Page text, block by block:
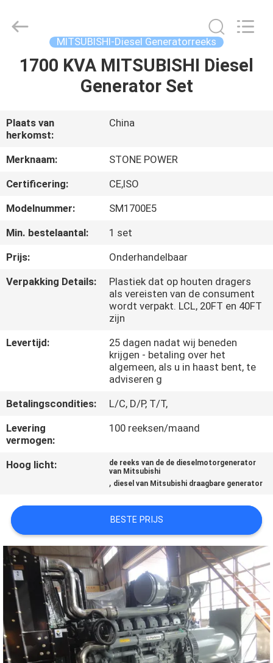
HUIS
ONGEVEER
ONS
FABRIEKSREIS
KWALITEITSCONTROLE
CONTACTEER
VERZOEK
SITEMAP
PRIVACY
POWER
CO.,LTD.
MITSUBISHI-Diesel Generatorreeks
1700 KVA MITSUBISHI Diesel
Generator Set
Plaats van
herkomst:
China
Merknaam:
STONE POWER
Certificering:
CE,ISO
Modelnummer:
SM1700E5
Min. bestelaantal:
1 set
Prijs:
Onderhandelbaar
Verpakking Details:
Plastiek dat op houten dragers
als vereisten van de consument
wordt verpakt. LCL, 20FT en 40FT
zijn
Levertijd:
25 dagen nadat wij beneden
krijgen - betaling over het
algemeen, als u in haast bent, te
adviseren g
Betalingscondities:
L/C, D/P, T/T,
Levering
vermogen:
100 reeksen/maand
Hoog licht:
de reeks van de de dieselmotorgenerator
van Mitsubishi
, diesel van Mitsubishi draagbare generator
BESTE PRIJS